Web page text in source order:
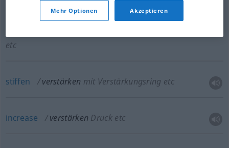
etc
stiffen verstärken mit Verstärkungsring etc
increase verstärken Druck etc
Mehr Optionen Akzeptieren